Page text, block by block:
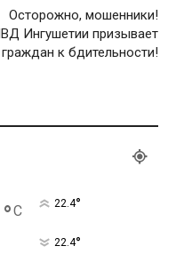
Осторожно, мошенники!
Ингушетии призывает
граждан к бдительности!
°C 22.4°
22.4°